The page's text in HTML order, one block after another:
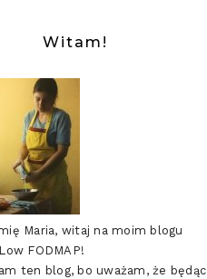
Witam!
Maria, witaj na moim blogu
FODMAP!
ten blog, bo uważam, że będąc